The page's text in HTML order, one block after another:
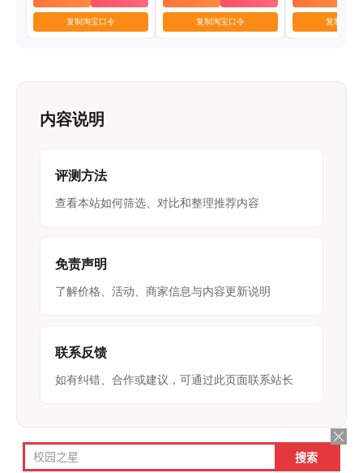
复制淘宝口令 复制淘宝口令 复制淘宝
内容说明
评测方法
查看本站如何筛选、对比和整理推荐内容
免责声明
了解价格、活动、商家信息与内容更新说明
联系反馈
如有纠错、合作或建议，可通过此页面联系站长